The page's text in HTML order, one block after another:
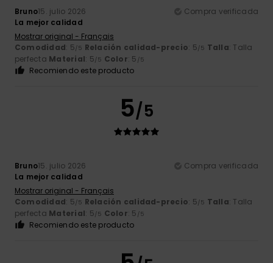
Bruno15. julio 2026
Compra verificada
La mejor calidad
Mostrar original - Français
Comodidad: 5/5 Relación calidad-precio: 5/5 Talla: Talla
perfecta Material: 5/5 Color: 5 /5
Recomiendo este producto
5/5
Bruno15. julio 2026
Compra verificada
La mejor calidad
Mostrar original - Français
Comodidad: 5/5 Relación calidad-precio: 5/5 Talla: Talla
perfecta Material: 5/5 Color: 5 /5
Recomiendo este producto